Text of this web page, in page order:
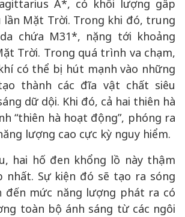
A*, có khối lượng gấp
lần Mặt Trời. Trong khi đó, trung
chứa M31*, nặng tới khoảng
Trời. Trong quá trình va chạm,
có thể bị hút mạnh vào những
thành các đĩa vật chất siêu
dữ dội. Khi đó, cả hai thiên hà
“thiên hà hoạt động”, phóng ra
lượng cao cực kỳ nguy hiểm.
hai hố đen khổng lồ này thậm
nhất. Sự kiện đó sẽ tạo ra sóng
đến mức năng lượng phát ra có
toàn bộ ánh sáng từ các ngôi